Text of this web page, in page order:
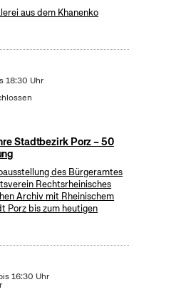
aus dem Khanenko
18:30 Uhr
Stadtbezirk Porz – 50
des Bürgeramtes
Rechtsrheinisches
Archiv mit Rheinischem
Porz bis zum heutigen
16:30 Uhr